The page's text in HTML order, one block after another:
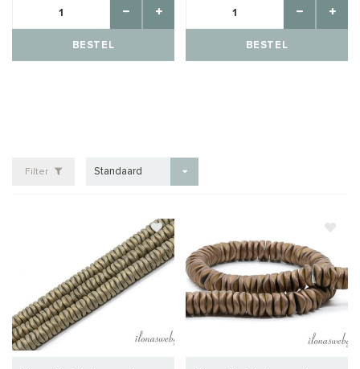
BESTEL BESTEL
Filter Standaard